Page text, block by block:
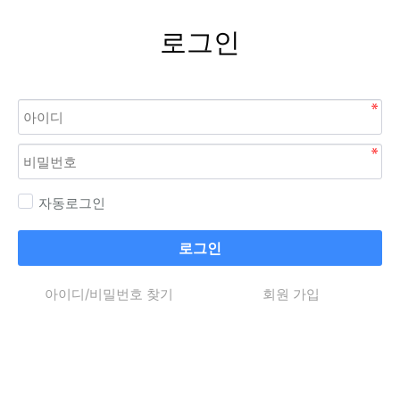
로그인
자동로그인
로그인
아이디/비밀번호 찾기 회원 가입